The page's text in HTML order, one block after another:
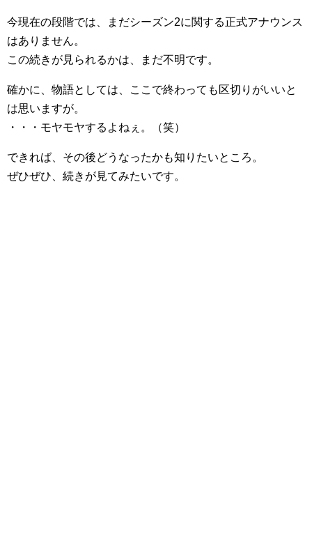
今現在の段階では、まだシーズン2に関する正式アナウンス
はありません。
この続きが見られるかは、まだ不明です。
確かに、物語としては、ここで終わっても区切りがいいと
は思いますが。
・・・モヤモヤするよねぇ。（笑）
できれば、その後どうなったかも知りたいところ。
ぜひぜひ、続きが見てみたいです。